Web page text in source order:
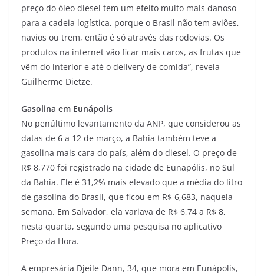
preço do óleo diesel tem um efeito muito mais danoso
para a cadeia logística, porque o Brasil não tem aviões,
navios ou trem, então é só através das rodovias. Os
produtos na internet vão ficar mais caros, as frutas que
vêm do interior e até o delivery de comida”, revela
Guilherme Dietze.
Gasolina em Eunápolis
No penúltimo levantamento da ANP, que considerou as
datas de 6 a 12 de março, a Bahia também teve a
gasolina mais cara do país, além do diesel. O preço de
R$ 8,770 foi registrado na cidade de Eunapólis, no Sul
da Bahia. Ele é 31,2% mais elevado que a média do litro
de gasolina do Brasil, que ficou em R$ 6,683, naquela
semana. Em Salvador, ela variava de R$ 6,74 a R$ 8,
nesta quarta, segundo uma pesquisa no aplicativo
Preço da Hora.
A empresária Djeile Dann, 34, que mora em Eunápolis,